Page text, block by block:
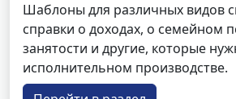
Шаблоны для различных видов
справки о доходах, о семейном
занятости и другие, которые
исполнительном производстве.